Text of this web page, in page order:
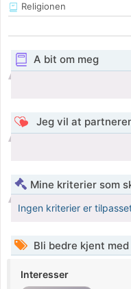
Religionen
A bit om meg
Jeg vil at
Mine kriterier som
Ingen kriterier er
Bli bedre kjent
Interesser